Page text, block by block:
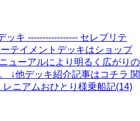
ッキ ----------------- セレブリテ
テイメントデッキはショップ
ューアルにより明るく広がりの
↓他デッキ紹介記事はコチラ 関
ニアムおひとり様乗船記(14)